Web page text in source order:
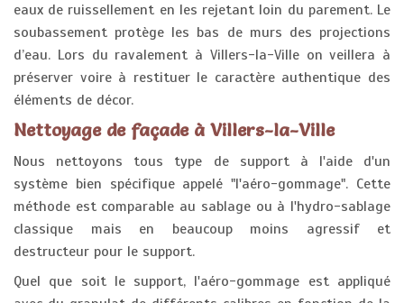
eaux de ruissellement en les rejetant loin du parement. Le
soubassement protège les bas de murs des projections
d’eau. Lors du ravalement à Villers-la-Ville on veillera à
préserver voire à restituer le caractère authentique des
éléments de décor.
Nettoyage de façade à Villers-la-Ville
Nous nettoyons tous type de support à l'aide d'un
système bien spécifique appelé "l'aéro-gommage". Cette
méthode est comparable au sablage ou à l'hydro-sablage
classique mais en beaucoup moins agressif et
destructeur pour le support.
Quel que soit le support, l'aéro-gommage est appliqué